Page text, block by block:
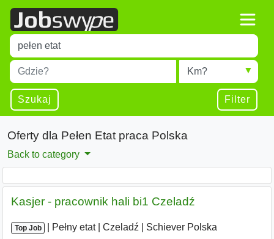
Title
Type 1 or more characters for results.
Miejscowość
Type 1 or more characters for results.
Radius
Szukaj Filter
Oferty dla Pełen Etat praca Polska
Back to category
Kasjer - pracownik hali bi1 Czeladź
Top Job Pełny etat| Czeladź Schiever Polska